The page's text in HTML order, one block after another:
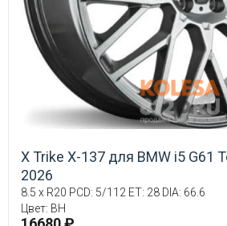
X Trike X-137 для BMW i5 G61
2026
8.5 x R20 PCD: 5/112 ET: 28 DIA: 66.6
Цвет: BH